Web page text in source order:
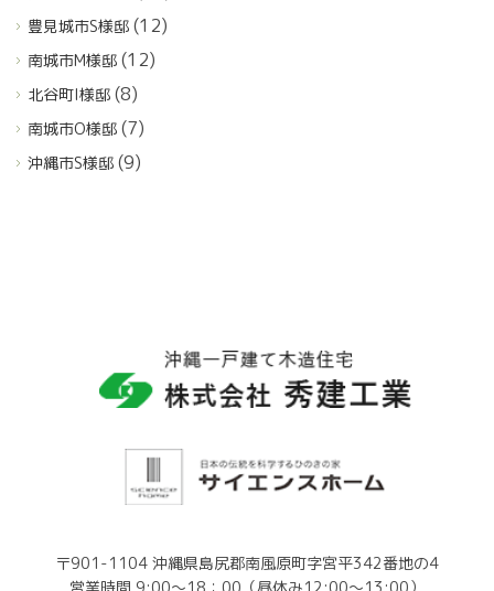
豊見城市S様邸 (12)
南城市M様邸 (12)
北谷町I様邸 (8)
南城市O様邸 (7)
沖縄市S様邸 (9)
〒901-1104 沖縄県島尻郡南風原町字宮平342番地の4